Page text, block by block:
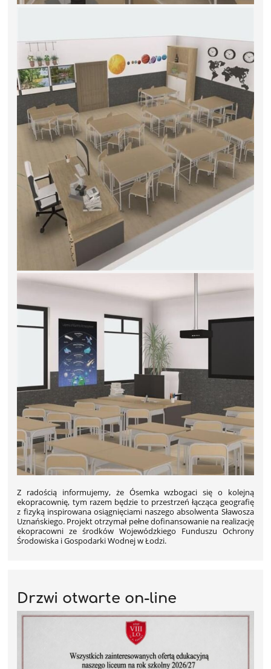
Z radością informujemy, że Ósemka wzbogaci się o kolejną
ekopracownię, tym razem będzie to przestrzeń łącząca geografię
z fizyką inspirowana osiągnięciami naszego absolwenta Sławosza
Uznańskiego. Projekt otrzymał pełne dofinansowanie na realizację
ekopracowni ze środków Wojewódzkiego Funduszu Ochrony
Środowiska i Gospodarki Wodnej w Łodzi.
Drzwi otwarte on-line